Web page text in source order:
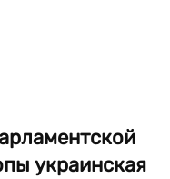
украинская